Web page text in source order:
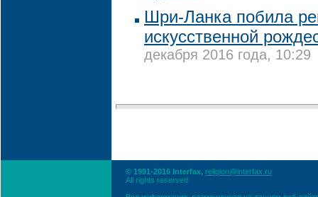
Шри-Ланка побила
искусственной
декабря 2016 года, 10:29
© 1991-2016 Interfax, religion@interfax.ru
All rights reserved